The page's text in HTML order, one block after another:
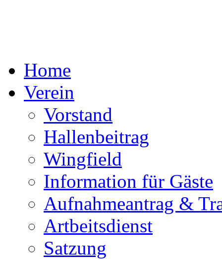
Home
Verein
Vorstand
Hallenbeitrag
Wingfield
Information für Gäste
Aufnahmeantrag &
Artbeitsdienst
Satzung